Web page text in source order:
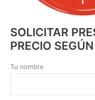
SOLICITAR
PRECIO
Tu nombre